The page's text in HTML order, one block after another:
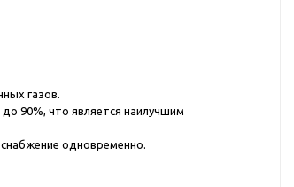
газов.
90%, что является наилучшим
одновременно.